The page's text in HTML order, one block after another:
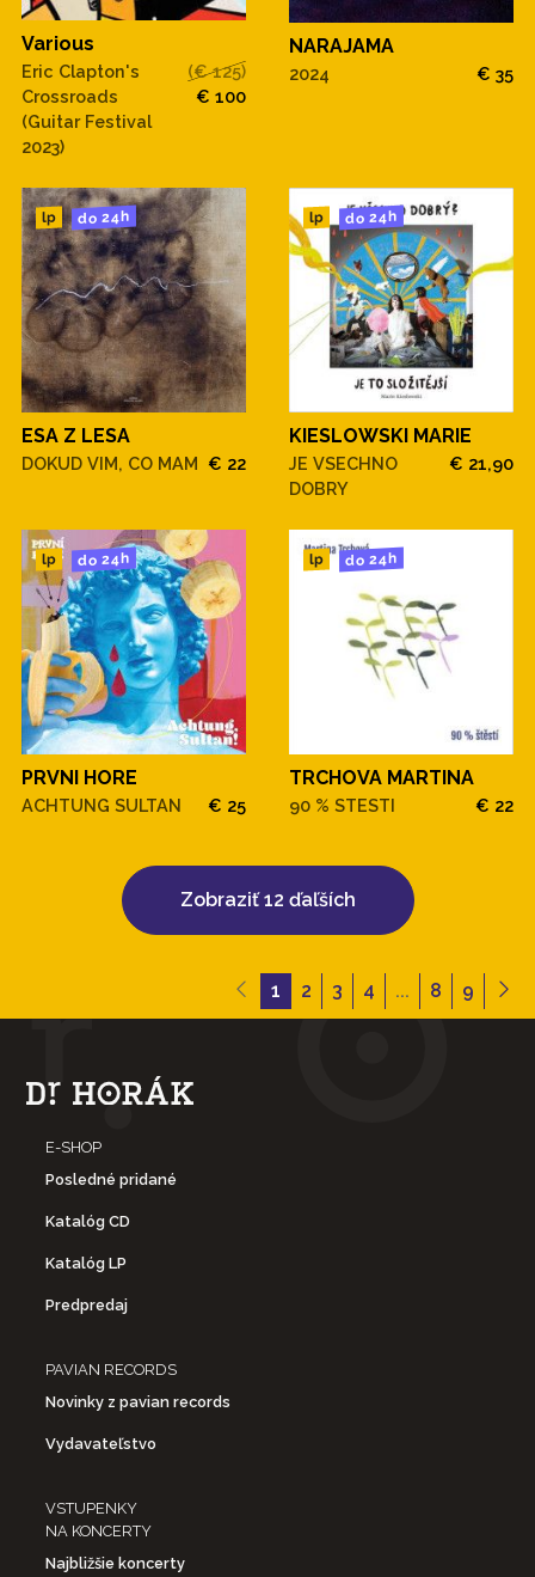
Various
Eric Clapton's
Crossroads
(Guitar Festival
2023)
(€ 125)
€ 100
NARAJAMA
2024 € 35
lp do 24h
ESA Z LESA
DOKUD VIM, CO MAM € 22
lp do 24h
KIESLOWSKI MARIE
JE VSECHNO
DOBRY
€ 21,90
lp do 24h
PRVNI HORE
ACHTUNG SULTAN € 25
lp do 24h
TRCHOVA MARTINA
90 % STESTI € 22
Zobraziť 12 ďaľších
1 2 3 4 ... 8 9
E-SHOP
Posledné pridané
Katalóg CD
Katalóg LP
Predpredaj
PAVIAN RECORDS
Novinky z pavian records
Vydavateľstvo
VSTUPENKY
NA KONCERTY
Najbližšie koncerty